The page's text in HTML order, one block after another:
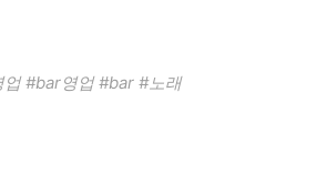
#bar영업 #bar #노래